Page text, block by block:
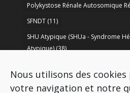
Nous utilisons des
votre navigation et notre
Polykystose Rénale Autosomique
SFNDT(11)
SHU Atypique (SHUa - Syndrome
Atypique)(38)
Syndrome de Bartter(8)